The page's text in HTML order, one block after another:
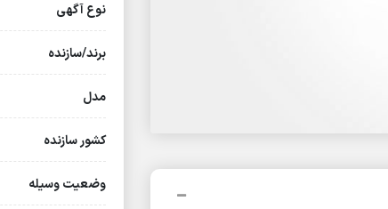
نوع آگهی
برند/سازنده
مدل
کشور سازنده
وضعیت وسیله